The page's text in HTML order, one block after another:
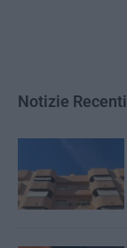
Notizie Recenti